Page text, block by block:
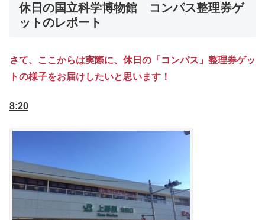
休日の国立科学博物館 コンパス整理券ゲ
ットのレポート
さて、ここからは実際に、休日の「コンパス」整理券ゲッ
トの様子をお届けしたいと思います！
8:20